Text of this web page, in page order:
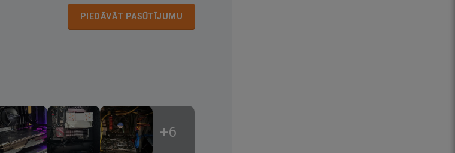
PIEDĀVĀT PASŪTĪJUMU
+6